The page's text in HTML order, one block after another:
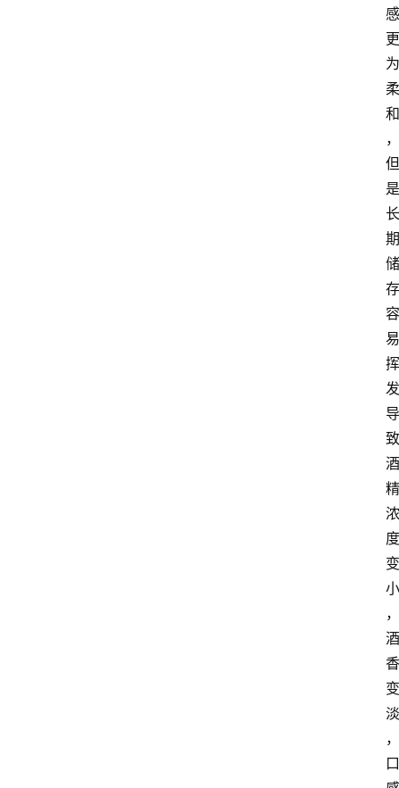
感
更
为
柔
和
，
但
是
长
期
储
存
容
易
挥
发
导
致
酒
精
浓
度
变
小
，
酒
香
变
淡
，
口